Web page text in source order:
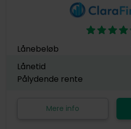
Lånebeløb
Lånetid
Pålydende rente
Mere info